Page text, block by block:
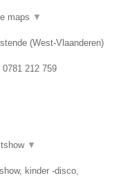
maps ▼
(West-Vlaanderen)
0781 212 759
▼
kinder -disco,